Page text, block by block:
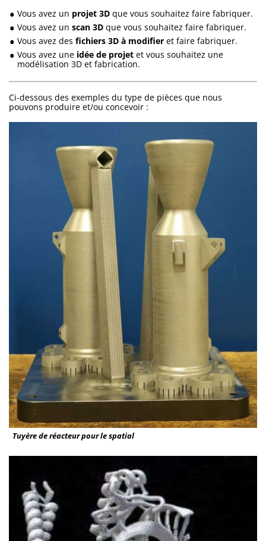
Vous avez un projet 3D que vous souhaitez faire fabriquer.
Vous avez un scan 3D que vous souhaitez faire fabriquer.
Vous avez des fichiers 3D à modifier et faire fabriquer.
Vous avez une idée de projet et vous souhaitez une
modélisation 3D et fabrication.
Ci-dessous des exemples du type de pièces que nous
pouvons produire et/ou concevoir :
Tuyère de réacteur pour le spatial